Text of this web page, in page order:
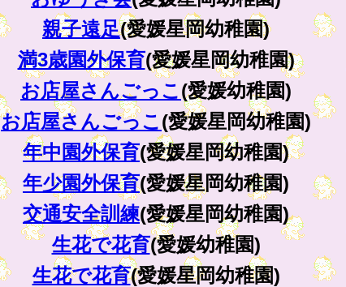
親子遠足(愛媛星岡幼稚園)
満3歳園外保育(愛媛星岡幼稚園)
お店屋さんごっこ(愛媛幼稚園)
お店屋さんごっこ(愛媛星岡幼稚園)
年中園外保育(愛媛星岡幼稚園)
年少園外保育(愛媛星岡幼稚園)
交通安全訓練(愛媛星岡幼稚園)
生花で花育(愛媛幼稚園)
生花で花育(愛媛星岡幼稚園)